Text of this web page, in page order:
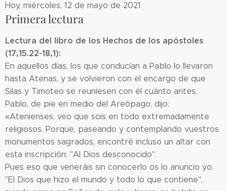
Hoy, miércoles, 12 de mayo de 2021
Primera lectura
Lectura del libro de los Hechos de los apóstoles
(17,15.22-18,1):
En aquellos días, los que conducían a Pablo lo llevaron
hasta Atenas, y se volvieron con el encargo de que
Silas y Timoteo se reuniesen con él cuánto antes.
Pablo, de pie en medio del Areópago, dijo:
«Atenienses, veo que sois en todo extremadamente
religiosos. Porque, paseando y contemplando vuestros
monumentos sagrados, encontré incluso un altar con
esta inscripción: "Al Dios desconocido".
Pues eso que veneráis sin conocerlo os lo anuncio yo.
"El Dios que hizo el mundo y todo lo que contiene",